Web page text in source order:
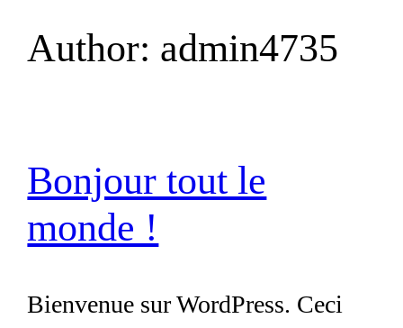
Skip
Author: admin4735
Bonjour tout le
monde !
Bienvenue sur WordPress. Ceci